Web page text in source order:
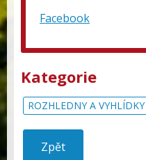
Facebook
Kategorie
ROZHLEDNY A VYHLÍDKY
Zpět